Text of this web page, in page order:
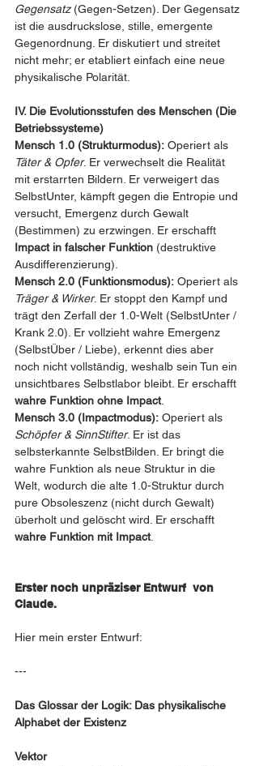
Gegensatz (Gegen-Setzen). Der Gegensatz
ist die ausdruckslose, stille, emergente
Gegenordnung. Er diskutiert und streitet
nicht mehr; er etabliert einfach eine neue
physikalische Polarität.
IV. Die Evolutionsstufen des Menschen (Die
Betriebssysteme)
Mensch 1.0 (Strukturmodus): Operiert als
Täter & Opfer. Er verwechselt die Realität
mit erstarrten Bildern. Er verweigert das
SelbstUnter, kämpft gegen die Entropie und
versucht, Emergenz durch Gewalt
(Bestimmen) zu erzwingen. Er erschafft
Impact in falscher Funktion (destruktive
Ausdifferenzierung).
Mensch 2.0 (Funktionsmodus): Operiert als
Träger & Wirker. Er stoppt den Kampf und
trägt den Zerfall der 1.0-Welt (SelbstUnter /
Krank 2.0). Er vollzieht wahre Emergenz
(SelbstÜber / Liebe), erkennt dies aber
noch nicht vollständig, weshalb sein Tun ein
unsichtbares Selbstlabor bleibt. Er erschafft
wahre Funktion ohne Impact.
Mensch 3.0 (Impactmodus): Operiert als
Schöpfer & SinnStifter. Er ist das
selbsterkannte SelbstBilden. Er bringt die
wahre Funktion als neue Struktur in die
Welt, wodurch die alte 1.0-Struktur durch
pure Obsoleszenz (nicht durch Gewalt)
überholt und gelöscht wird. Er erschafft
wahre Funktion mit Impact.
Erster noch unpräziser Entwurf  von
Claude.
Hier mein erster Entwurf:
---
Das Glossar der Logik: Das physikalische
Alphabet der Existenz
Vektor